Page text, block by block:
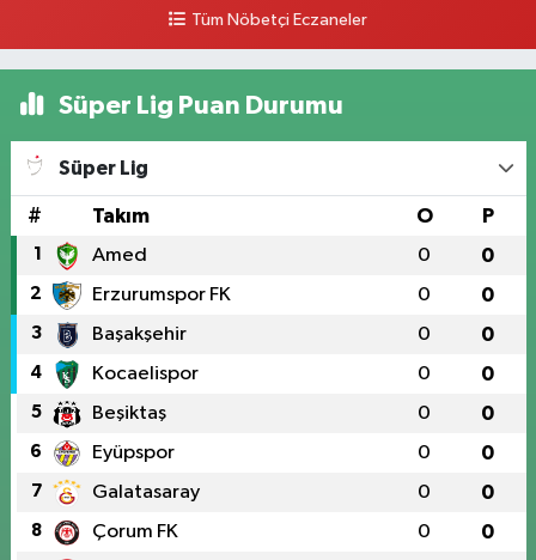
Tüm Nöbetçi Eczaneler
Süper Lig Puan Durumu
Süper Lig
# Takım O P
1 Amed 0 0
2 Erzurumspor FK 0 0
3 Başakşehir 0 0
4 Kocaelispor 0 0
5 Beşiktaş 0 0
6 Eyüpspor 0 0
7 Galatasaray 0 0
8 Çorum FK 0 0